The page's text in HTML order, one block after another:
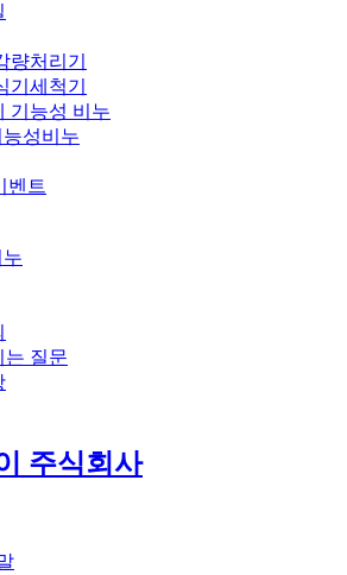
량처리기
기세척기
기능성 비누
성비누
벤트
는 질문
주식회사